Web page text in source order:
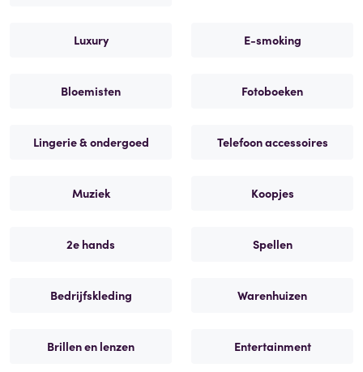
Luxury E-smoking
Bloemisten Fotoboeken
Lingerie & ondergoed Telefoon accessoires
Muziek Koopjes
2e hands Spellen
Bedrijfskleding Warenhuizen
Brillen en lenzen Entertainment